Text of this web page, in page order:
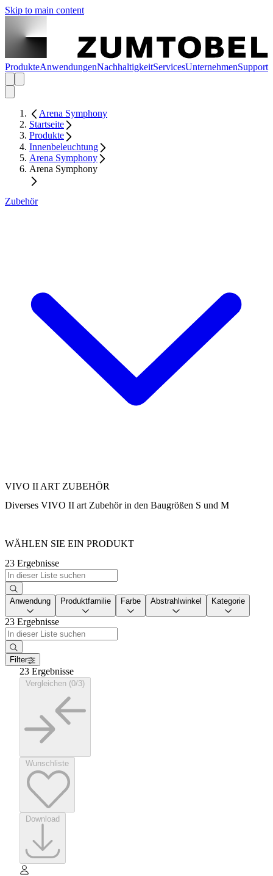
Skip to main content
ProdukteAnwendungenNachhaltigkeitServicesUnternehmenSupport
Arena Symphony
Startseite
Produkte
Innenbeleuchtung
Arena Symphony
Arena Symphony
Zubehör
VIVO II ART ZUBEHÖR
Diverses VIVO II art Zubehör in den Baugrößen S und M
WÄHLEN SIE EIN PRODUKT
23 Ergebnisse
Anwendung Produktfamilie Farbe Abstrahlwinkel Kategorie
23 Ergebnisse
Filter
23 Ergebnisse